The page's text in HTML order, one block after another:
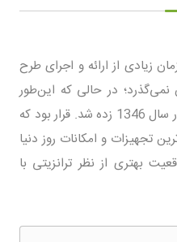
زیادی از ارائه و اجرای طرح
نمی‌گذرد؛ در حالی که این‌طور
نیست. اولین کلنگ فرودگاه امام در سال 1346 زده شد. قرار بود که
تجهیزات و امکانات روز دنیا
بهتری از نظر ترانزیتی با